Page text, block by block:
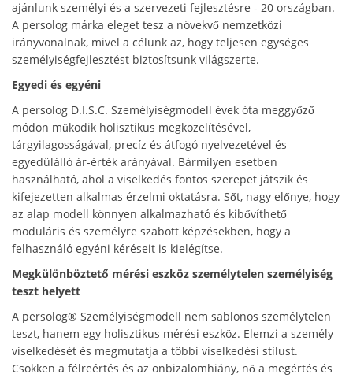
ajánlunk személyi és a szervezeti fejlesztésre - 20 országban.
A persolog márka eleget tesz a növekvő nemzetközi
irányvonalnak, mivel a célunk az, hogy teljesen egységes
személyiségfejlesztést biztosítsunk világszerte.
Egyedi és egyéni
A persolog D.I.S.C. Személyiségmodell évek óta meggyőző
módon működik holisztikus megközelítésével,
tárgyilagosságával, precíz és átfogó nyelvezetével és
egyedülálló ár-érték arányával. Bármilyen esetben
használható, ahol a viselkedés fontos szerepet játszik és
kifejezetten alkalmas érzelmi oktatásra. Sőt, nagy előnye, hogy
az alap modell könnyen alkalmazható és kibővíthető
moduláris és személyre szabott képzésekben, hogy a
felhasználó egyéni kéréseit is kielégítse.
Megkülönböztető mérési eszköz személytelen személyiség
teszt helyett
A persolog® Személyiségmodell nem sablonos személytelen
teszt, hanem egy holisztikus mérési eszköz. Elemzi a személy
viselkedését és megmutatja a többi viselkedési stílust.
Csökken a félreértés és az önbizalomhiány, nő a megértés és